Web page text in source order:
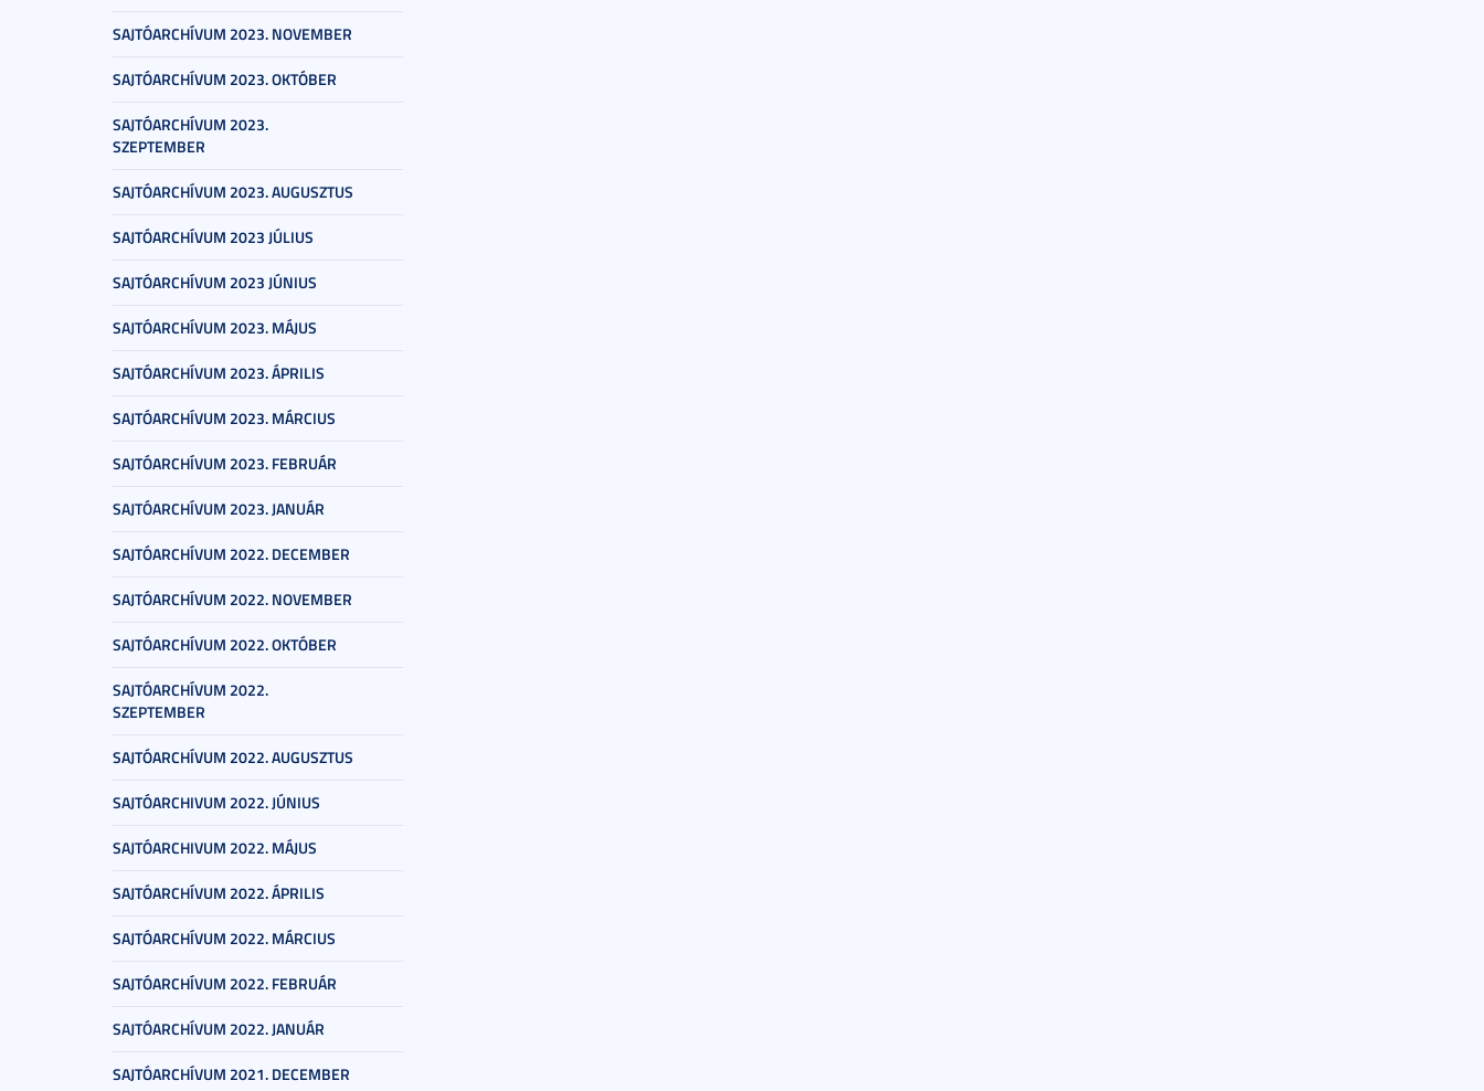
SAJTÓARCHÍVUM 2023. NOVEMBER
SAJTÓARCHÍVUM 2023. OKTÓBER
SAJTÓARCHÍVUM 2023.
SZEPTEMBER
SAJTÓARCHÍVUM 2023. AUGUSZTUS
SAJTÓARCHÍVUM 2023 JÚLIUS
SAJTÓARCHÍVUM 2023 JÚNIUS
SAJTÓARCHÍVUM 2023. MÁJUS
SAJTÓARCHÍVUM 2023. ÁPRILIS
SAJTÓARCHÍVUM 2023. MÁRCIUS
SAJTÓARCHÍVUM 2023. FEBRUÁR
SAJTÓARCHÍVUM 2023. JANUÁR
SAJTÓARCHÍVUM 2022. DECEMBER
SAJTÓARCHÍVUM 2022. NOVEMBER
SAJTÓARCHÍVUM 2022. OKTÓBER
SAJTÓARCHÍVUM 2022.
SZEPTEMBER
SAJTÓARCHÍVUM 2022. AUGUSZTUS
SAJTÓARCHIVUM 2022. JÚNIUS
SAJTÓARCHIVUM 2022. MÁJUS
SAJTÓARCHÍVUM 2022. ÁPRILIS
SAJTÓARCHÍVUM 2022. MÁRCIUS
SAJTÓARCHÍVUM 2022. FEBRUÁR
SAJTÓARCHÍVUM 2022. JANUÁR
SAJTÓARCHÍVUM 2021. DECEMBER